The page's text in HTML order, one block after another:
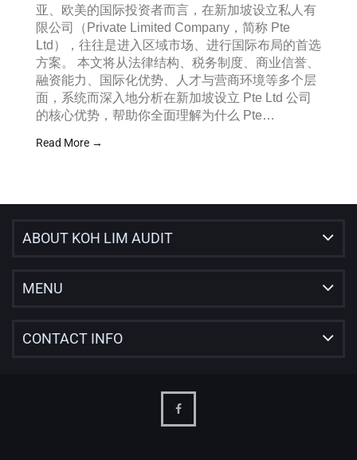
亚、欧美的国际投资者而言，在新加坡设立私人有
限公司（Private Limited Company，简称 Pte
Ltd），往往是进入区域市场、进行国际布局的首选
方案。 本文将从法律结构、税务制度、商业信誉、
融资能力、国际化优势、人才与营商环境等多个层
面，系统而深入地分析在新加坡设立 Pte Ltd 公司
的核心优势，帮助你全面理解为什么 Pte…
Read More →
ABOUT KOH LIM AUDIT
MENU
CONTACT INFO